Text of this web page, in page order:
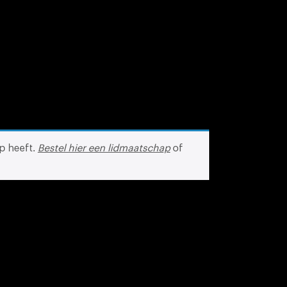
heeft. Bestel hier een lidmaatschapof